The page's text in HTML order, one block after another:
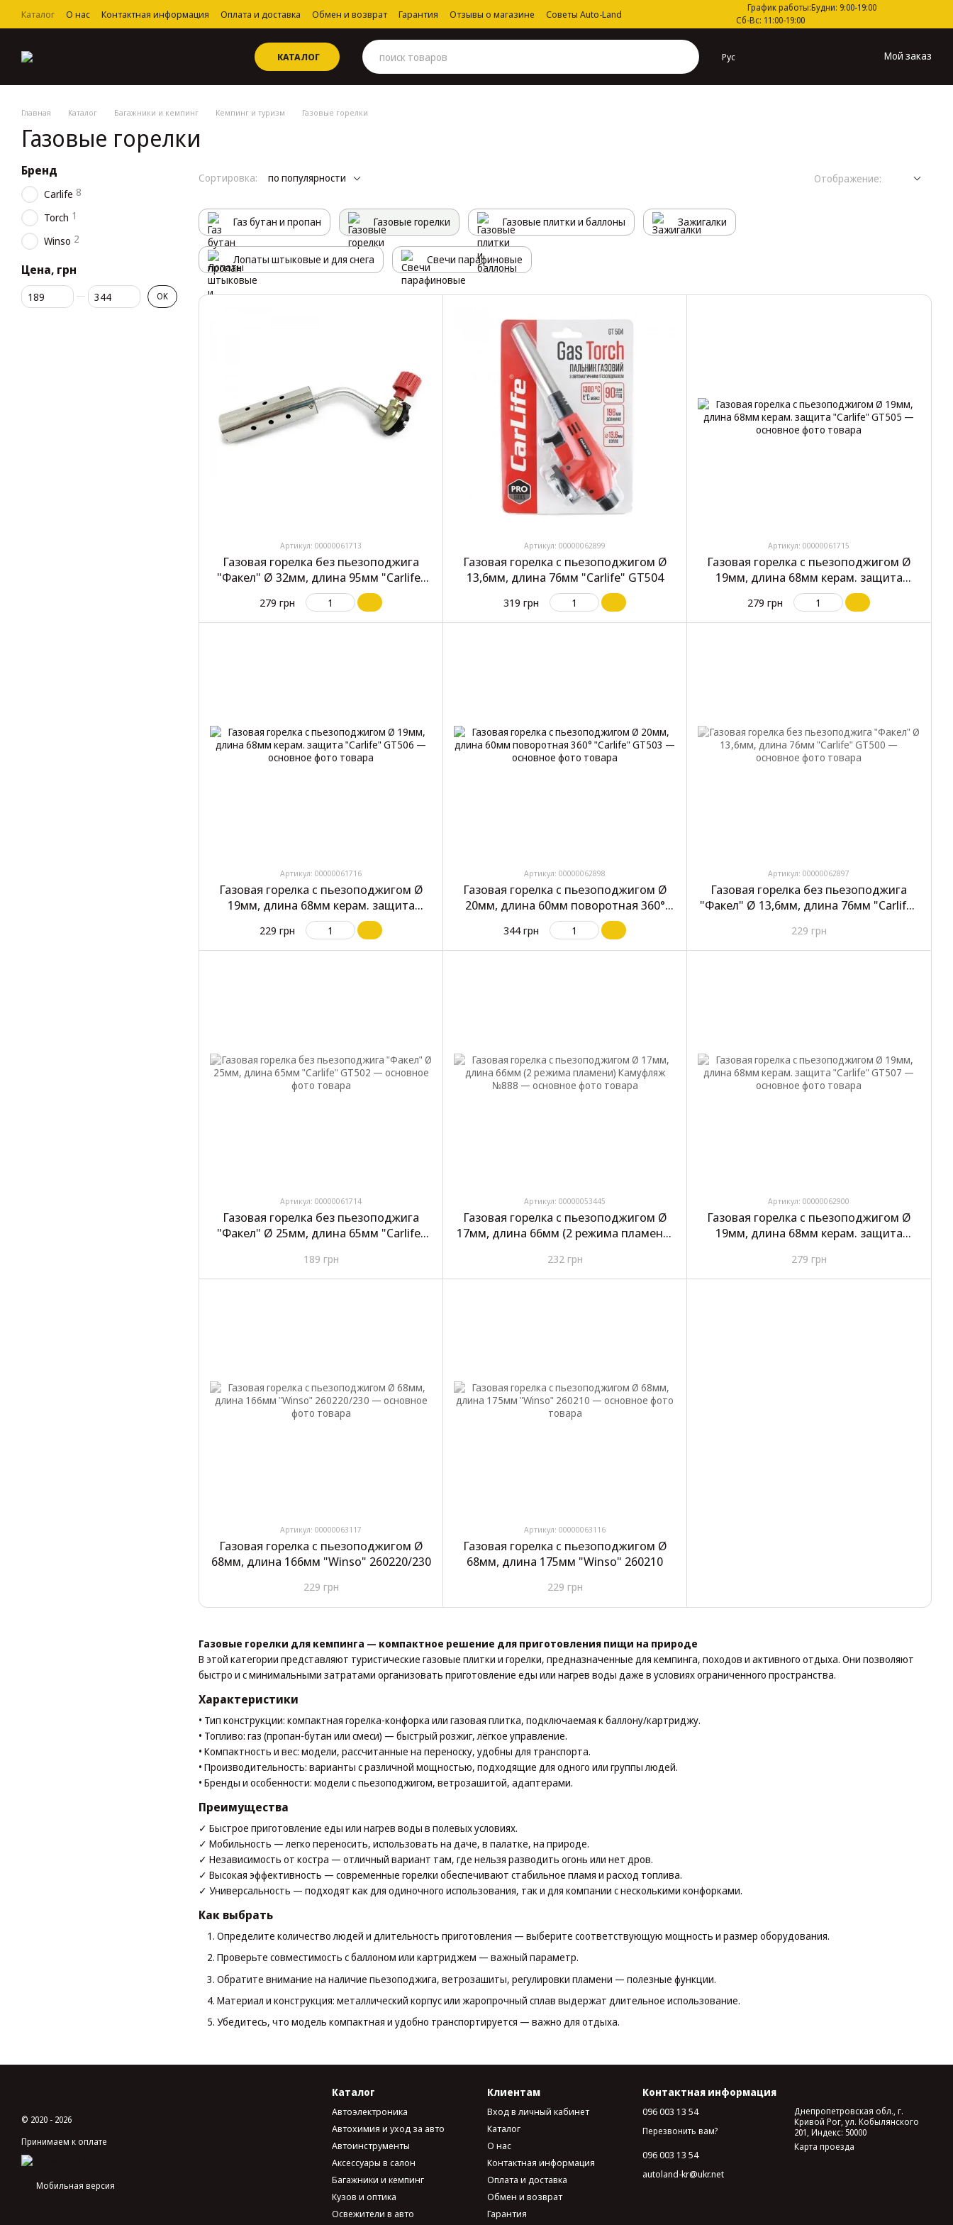
Перейти к основному контенту
Каталог О нас Контактная информация Оплата и доставка Обмен и возврат Гарантия Отзывы о магазине
Советы Auto-Land
Пользовательское соглашение
График работы:Будни: 9:00-19:00
Сб-Вс: 11:00-19:00
КАТАЛОГ Рус Мой заказ
Главная Каталог Багажники и кемпинг Кемпинг и туризм Газовые горелки
Газовые горелки
Сортировка: по популярности Отображение:
Газ бутан и пропан Газовые горелки Газовые плитки и баллоны Зажигалки
Лопаты штыковые и для снега Свечи парафиновые
Газовые горелки для кемпинга — компактное решение для приготовления пищи на природе
В этой категории представляют туристические газовые плитки и горелки, предназначенные для кемпинга, походов и активного отдыха. Они позволяют
быстро и с минимальными затратами организовать приготовление еды или нагрев воды даже в условиях ограниченного пространства.
Характеристики
• Тип конструкции: компактная горелка-конфорка или газовая плитка, подключаемая к баллону/картриджу.
• Топливо: газ (пропан-бутан или смеси) — быстрый розжиг, лёгкое управление.
• Компактность и вес: модели, рассчитанные на переноску, удобны для транспорта.
• Производительность: варианты с различной мощностью, подходящие для одного или группы людей.
• Бренды и особенности: модели с пьезоподжигом, ветрозашитой, адаптерами.
Преимущества
✓ Быстрое приготовление еды или нагрев воды в полевых условиях.
✓ Мобильность — легко переносить, использовать на даче, в палатке, на природе.
✓ Независимость от костра — отличный вариант там, где нельзя разводить огонь или нет дров.
✓ Высокая эффективность — современные горелки обеспечивают стабильное пламя и расход топлива.
✓ Универсальность — подходят как для одиночного использования, так и для компании с несколькими конфорками.
Как выбрать
Определите количество людей и длительность приготовления — выберите соответствующую мощность и размер оборудования.
Проверьте совместимость с баллоном или картриджем — важный параметр.
Обратите внимание на наличие пьезоподжига, ветрозашиты, регулировки пламени — полезные функции.
Материал и конструкция: металлический корпус или жаропрочный сплав выдержат длительное использование.
Убедитесь, что модель компактная и удобно транспортируется — важно для отдыха.
Артикул: 00000061713
Газовая горелка без пьезоподжига
"Факел" Ø 32мм, длина 95мм "Carlife"
GT501
279 грн
Артикул: 00000062899
Газовая горелка с пьезоподжигом Ø
13,6мм, длина 76мм "Carlife" GT504
319 грн
Артикул: 00000061715
Газовая горелка с пьезоподжигом Ø
19мм, длина 68мм керам. защита
"Carlife" GT505
279 грн
Артикул: 00000061716
Газовая горелка с пьезоподжигом Ø
19мм, длина 68мм керам. защита
"Carlife" GT506
229 грн
Артикул: 00000062898
Газовая горелка с пьезоподжигом Ø
20мм, длина 60мм поворотная 360°
"Carlife" GT503
344 грн
Артикул: 00000062897
Газовая горелка без пьезоподжига
"Факел" Ø 13,6мм, длина 76мм "Carlife"
229 грн
Артикул: 00000061714
Газовая горелка без пьезоподжига
"Факел" Ø 25мм, длина 65мм "Carlife"
189 грн
Артикул: 00000053445
Газовая горелка с пьезоподжигом Ø
17мм, длина 66мм (2 режима пламени)
232 грн
Артикул: 00000062900
Газовая горелка с пьезоподжигом Ø
19мм, длина 68мм керам. защита
279 грн
Артикул: 00000063117
Газовая горелка с пьезоподжигом Ø
68мм, длина 166мм "Winso" 260220/230
229 грн
Артикул: 00000063116
Газовая горелка с пьезоподжигом Ø
68мм, длина 175мм "Winso" 260210
229 грн
Бренд
Carlife 8
Torch 1
Winso 2
Цена, грн
От Цена, грн
До Цена, грн OK
© 2020 - 2026
Принимаем к оплате
Мобильная версия
Каталог
Автоэлектроника
Автохимия и уход за авто
Автоинструменты
Аксессуары в салон
Багажники и кемпинг
Кузов и оптика
Освежители в авто
Клиентам
Вход в личный кабинет
Каталог
О нас
Контактная информация
Оплата и доставка
Обмен и возврат
Гарантия
Контактная информация
096 003 13 54
Перезвонить вам?
096 003 13 54
autoland-kr@ukr.net
Днепропетровская обл., г.
Кривой Рог, ул. Кобылянского
201, Индекс: 50000
Карта проезда